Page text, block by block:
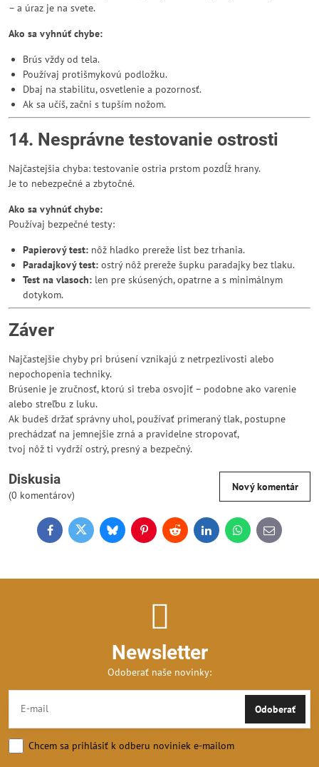
– a úraz je na svete.
Ako sa vyhnúť chybe:
Brús vždy od tela.
Používaj protišmykovú podložku.
Dbaj na stabilitu, osvetlenie a pozornosť.
Ak sa učíš, začni s tupším nožom.
14. Nesprávne testovanie ostrosti
Najčastejšia chyba: testovanie ostria prstom pozdĺž hrany.
Je to nebezpečné a zbytočné.
Ako sa vyhnúť chybe:
Používaj bezpečné testy:
Papierový test: nôž hladko prereže list bez trhania.
Paradajkový test: ostrý nôž prereže šupku paradajky bez tlaku.
Test na vlasoch: len pre skúsených, opatrne a s minimálnym
dotykom.
Záver
Najčastejšie chyby pri brúsení vznikajú z netrpezlivosti alebo
nepochopenia techniky.
Brúsenie je zručnosť, ktorú si treba osvojiť – podobne ako varenie
alebo streľbu z luku.
Ak budeš držať správny uhol, používať primeraný tlak, postupne
prechádzať na jemnejšie zrná a pravidelne stropovať,
tvoj nôž ti vydrží ostrý, presný a bezpečný.
Diskusia
(0 komentárov)
Nový komentár
FacebookTwitterBlueskyPinterestReddit LinkedInWhatsApp
E-
mail
Newsletter
Odoberať naše novinky:
Odoberať
Chcem sa prihlásiť k odberu noviniek e-mailom